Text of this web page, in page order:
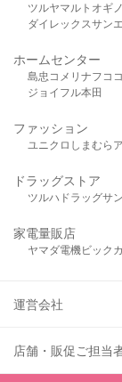
ツルヤマルト オギノ
ダイレックスサン
ホームセンター
島忠 コメリ ナフコ
ジョイフル本田
ファッション
ユニクロ しまむら
ドラッグストア
ツルハドラッグサ
家電量販店
ヤマダ電機ビック
運営会社
店舗・販促ご担当